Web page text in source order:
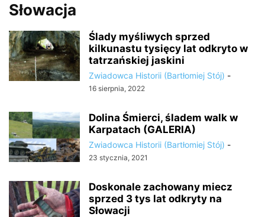
Słowacja
Ślady myśliwych sprzed
kilkunastu tysięcy lat odkryto w
tatrzańskiej jaskini
Zwiadowca Historii (Bartłomiej Stój) -
16 sierpnia, 2022
Dolina Śmierci, śladem walk w
Karpatach (GALERIA)
Zwiadowca Historii (Bartłomiej Stój) -
23 stycznia, 2021
Doskonale zachowany miecz
sprzed 3 tys lat odkryty na
Słowacji